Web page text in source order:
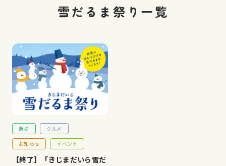
雪だるま祭り一覧
遊ぶ
グルメ
お知らせ
イベント
【終了】「きじまだいら雪だ